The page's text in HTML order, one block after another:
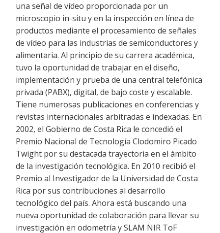
una señal de vídeo proporcionada por un
microscopio in-situ y en la inspección en línea de
productos mediante el procesamiento de señales
de vídeo para las industrias de semiconductores y
alimentaria. Al principio de su carrera académica,
tuvo la oportunidad de trabajar en el diseño,
implementación y prueba de una central telefónica
privada (PABX), digital, de bajo coste y escalable.
Tiene numerosas publicaciones en conferencias y
revistas internacionales arbitradas e indexadas. En
2002, el Gobierno de Costa Rica le concedió el
Premio Nacional de Tecnología Clodomiro Picado
Twight por su destacada trayectoria en el ámbito
de la investigación tecnológica. En 2010 recibió el
Premio al Investigador de la Universidad de Costa
Rica por sus contribuciones al desarrollo
tecnológico del país. Ahora está buscando una
nueva oportunidad de colaboración para llevar su
investigación en odometría y SLAM NIR ToF